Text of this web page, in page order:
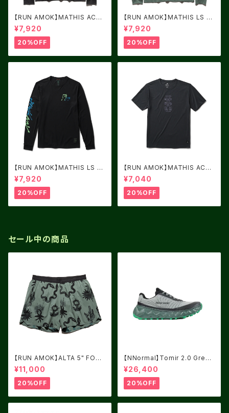
【RUN AMOK】MATHIS ACTI
VE LS ONYX
¥7,920
20%OFF
【RUN AMOK】MATHIS LS F
OREST
¥7,920
20%OFF
【RUN AMOK】MATHIS LS B
LACK FJORD
¥7,920
20%OFF
【RUN AMOK】MATHIS ACTI
VE SS CHARCOAL
¥7,040
20%OFF
セール中の商品
【RUN AMOK】ALTA 5" FORE
ST
¥11,000
20%OFF
【NNormal】Tomir 2.0 Green
USM8.0/UK7.5
¥26,400
20%OFF